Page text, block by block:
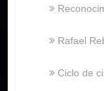
Rafael
Ciclo de